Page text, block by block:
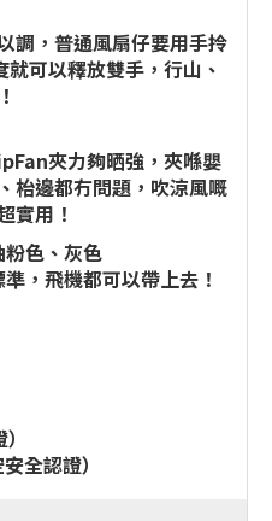
調，普通風扇仔要用手拎
可以釋放雙手，行山、
夾力夠晒強，夾喺嬰
枱邊都冇問題，吹涼風嘅
實用！
色、灰色
，飛機都可以帶上去！
全認證）